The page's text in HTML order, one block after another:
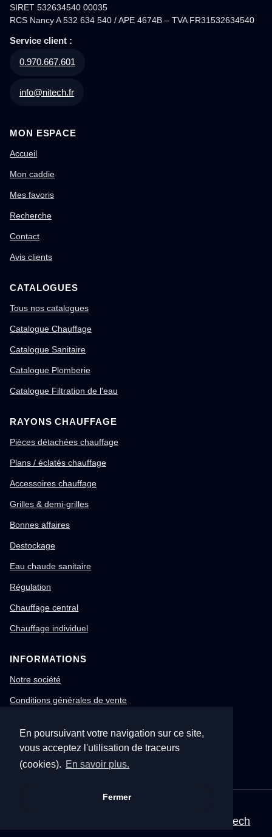
En poursuivant votre navigation sur ce site,
vous acceptez l'utilisation de traceurs
(cookies). En savoir plus.
Fermer
SIRET 532634540 00035
RCS Nancy A 532 634 540 / APE 4674B – TVA FR31532634540
Service client :
0.970.667.601
info@nitech.fr
MON ESPACE
Accueil
Mon caddie
Mes favoris
Recherche
Contact
Avis clients
CATALOGUES
Tous nos catalogues
Catalogue Chauffage
Catalogue Sanitaire
Catalogue Plomberie
Catalogue Filtration de l'eau
RAYONS CHAUFFAGE
Pièces détachées chauffage
Plans / éclatés chauffage
Accessoires chauffage
Grilles & demi-grilles
Bonnes affaires
Destockage
Eau chaude sanitaire
Régulation
Chauffage central
Chauffage individuel
INFORMATIONS
Notre société
Conditions générales de vente
Gestion des cookies
Confidentialité & RGPD
Site corporate Nitech